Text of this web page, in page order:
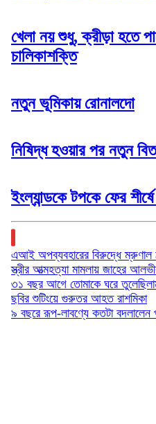
খেলা নয় শুধু, ক্রীড়া হতে
চালিকাশক্তি
নতুন ভূমিকায় রোনালদো
নিষিদ্ধ হওয়ার পর নতুন
ইংল্যান্ডকে টপকে ফের
এআই অপব্যবহারের বিরুদ্ধে ম্রুণাল
স্ত্রীর আত্মহত্যা মামলায় জাহের
৩১ বছর আগে তোমাকে ঘরে
ছবির শুটিংয়ে গুরুতর আহত রাশমিকা
৯ বছরে রূপ-লাবণ্যে কতটা বদলালেন